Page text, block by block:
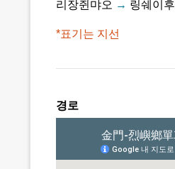
리장쥔먀오 → 링쉐이후
*표기는 지선
경로